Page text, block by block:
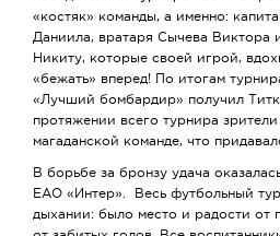
«костяк» команды, а именно:
Даниила, вратаря Сычева Виктора
Никиту, которые своей игрой,
«бежать» вперед! По итогам
«Лучший бомбардир» получил
протяжении всего турнира
магаданской команде, что
В борьбе за бронзу удача
ЕАО «Интер». Весь футбольный
дыхании: было место и радости от